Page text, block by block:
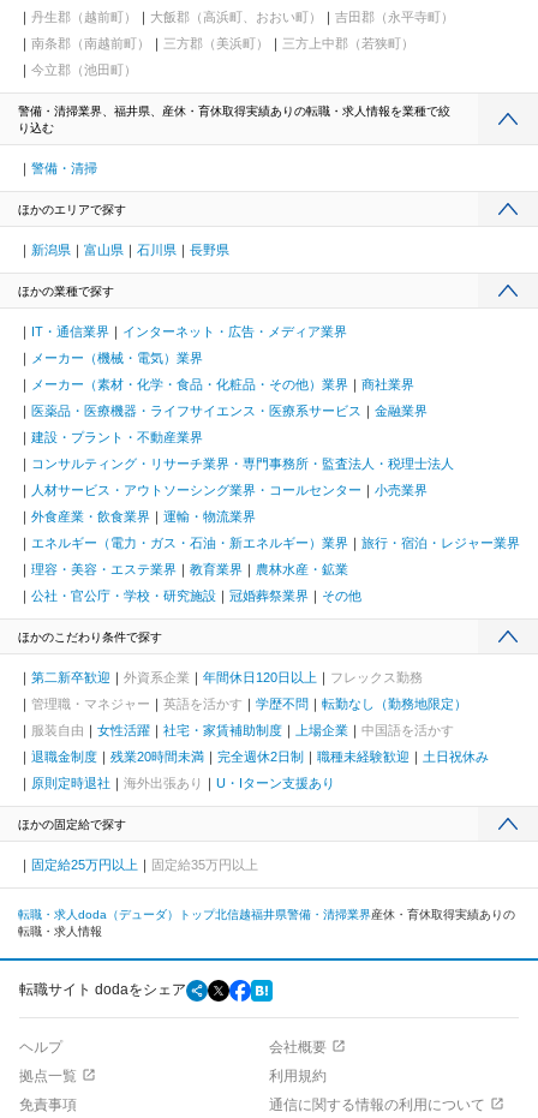
駅、西川緑道公園駅、第一通り駅、志井駅(北九州高速鉄道)、西小
駅、櫛田神社前駅、天神駅、水族館口駅、北１２条駅、大通駅、
芦屋駅(阪神線)、鳴尾・武庫川女子大前駅、駒ケ林駅、高速神戸
駅、神戸三宮駅(阪神)、風の丘中間駅、犬山遊園駅、新千葉駅、今
橋駅、片原町駅(香川県)、資生館小学校前駅、二本木口駅、味噌天
丹生郡（越前町）
大飯郡（高浜町、おおい町）
吉田郡（永平寺町）
南条郡（南越前町）
三方郡（美浜町）
三方上中郡（若狭町）
今立郡（池田町）
警備・清掃業界、福井県、産休・育休取得実績ありの転職・求人情報を業種で絞
り込む
警備・清掃
ほかのエリアで探す
新潟県 富山県 石川県 長野県
ほかの業種で探す
IT・通信業界
インターネット・広告・メディア業界
メーカー（機械・電気）業界
メーカー（素材・化学・食品・化粧品・その他）業界
商社業界
医薬品・医療機器・ライフサイエンス・医療系サービス
金融業界
建設・プラント・不動産業界
コンサルティング・リサーチ業界・専門事務所・監査法人・税理士法人
人材サービス・アウトソーシング業界・コールセンター
小売業界
外食産業・飲食業界
運輸・物流業界
エネルギー（電力・ガス・石油・新エネルギー）業界
旅行・宿泊・レジャー業界
理容・美容・エステ業界
教育業界
農林水産・鉱業
公社・官公庁・学校・研究施設
冠婚葬祭業界 その他
ほかのこだわり条件で探す
第二新卒歓迎 外資系企業 年間休日120日以上
フレックス勤務
管理職・マネジャー
英語を活かす 学歴不問
転勤なし（勤務地限定）
服装自由
女性活躍 社宅・家賃補助制度 上場企業
中国語を活かす
退職金制度
残業20時間未満 完全週休2日制 職種未経験歓迎
土日祝休み
原則定時退社
海外出張あり U・Iターン支援あり
ほかの固定給で探す
固定給25万円以上 固定給35万円以上
転職・求人doda（デューダ）トップ北信越福井県警備・清掃業界産休・育休取得実績ありの
転職・求人情報
転職サイト dodaをシェア
ヘルプ
会社概要
拠点一覧
利用規約
免責事項
通信に関する情報の利用について